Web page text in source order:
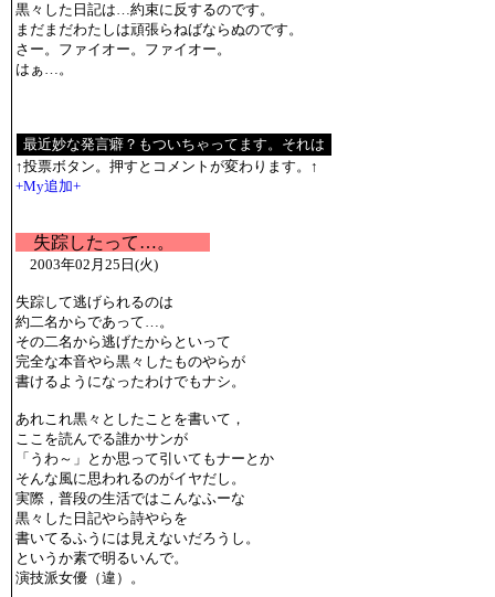
黒々した日記は…約束に反するのです。
まだまだわたしは頑張らねばならぬのです。
さー。ファイオー。ファイオー。
はぁ…。
↑投票ボタン。押すとコメントが変わります。↑
+My追加+
失踪したって…。
2003年02月25日(火)
失踪して逃げられるのは
約二名からであって…。
その二名から逃げたからといって
完全な本音やら黒々したものやらが
書けるようになったわけでもナシ。
あれこれ黒々としたことを書いて，
ここを読んでる誰かサンが
「うわ～」とか思って引いてもナーとか
そんな風に思われるのがイヤだし。
実際，普段の生活ではこんなふーな
黒々した日記やら詩やらを
書いてるふうには見えないだろうし。
というか素で明るいんで。
演技派女優（違）。